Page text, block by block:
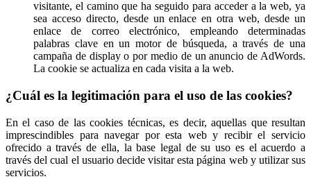
visitante, el camino que ha seguido para acceder a la web, ya
sea acceso directo, desde un enlace en otra web, desde un
enlace de correo electrónico, empleando determinadas
palabras clave en un motor de búsqueda, a través de una
campaña de display o por medio de un anuncio de AdWords.
La cookie se actualiza en cada visita a la web.
¿Cuál es la legitimación para el uso de las cookies?
En el caso de las cookies técnicas, es decir, aquellas que resultan
imprescindibles para navegar por esta web y recibir el servicio
ofrecido a través de ella, la base legal de su uso es el acuerdo a
través del cual el usuario decide visitar esta página web y utilizar sus
servicios.